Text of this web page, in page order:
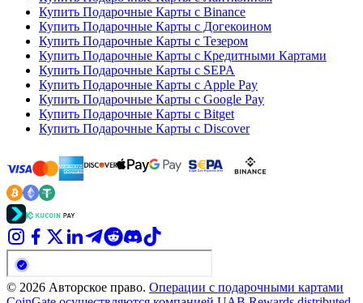
Купить Подарочные Карты с Binance
Купить Подарочные Карты с Догекоином
Купить Подарочные Карты с Тезером
Купить Подарочные Карты с Кредитными Картами
Купить Подарочные Карты с SEPA
Купить Подарочные Карты с Apple Pay
Купить Подарочные Карты с Google Pay
Купить Подарочные Карты с Bitget
Купить Подарочные Карты с Discover
© 2026 Авторское право. Операции с подарочными картами